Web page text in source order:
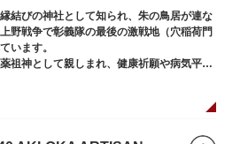
と呼ばれるように。反対側のJR御徒町付近
を販売する店ができたので「アメリカ横丁
うになりました。この2つのエリアが統合
言われています。
結びの神社として知られ、朱の鳥居が連な
野戦争で彰義隊の最後の激戦地（穴稲荷門
います。
祖神として親しまれ、健康祈願や病気平癒
原道真公も祀られています。
とつの神社かのように並んで鎮座していま
した神社です。どちらの御朱印も五條天神